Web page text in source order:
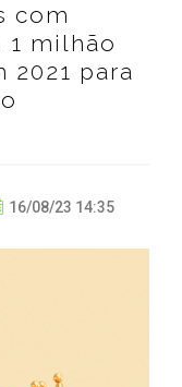
com
1 milhão
2021 para
16/08/23 14:35